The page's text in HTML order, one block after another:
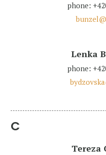
phone:
Lenka
phone:
C
Tereza